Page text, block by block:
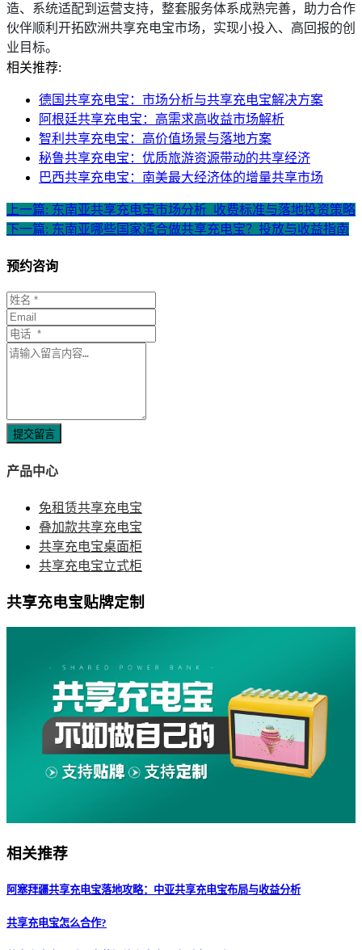
造、系统适配到运营支持，整套服务体系成熟完善，助力合作
伙伴顺利开拓欧洲共享充电宝市场，实现小投入、高回报的创
业目标。
相关推荐:
德国共享充电宝：市场分析与共享充电宝解决方案
阿根廷共享充电宝：高需求高收益市场解析
智利共享充电宝：高价值场景与落地方案
秘鲁共享充电宝：优质旅游资源带动的共享经济
巴西共享充电宝：南美最大经济体的增量共享市场
上一篇: 东南亚共享充电宝市场分析_收费标准与落地投资策略
下一篇: 东南亚哪些国家适合做共享充电宝？投放与收益指南
预约咨询
提交留言
产品中心
免租赁共享充电宝
叠加款共享充电宝
共享充电宝桌面柜
共享充电宝立式柜
共享充电宝贴牌定制
相关推荐
阿塞拜疆共享充电宝落地攻略：中亚共享充电宝布局与收益分析
共享充电宝怎么合作?